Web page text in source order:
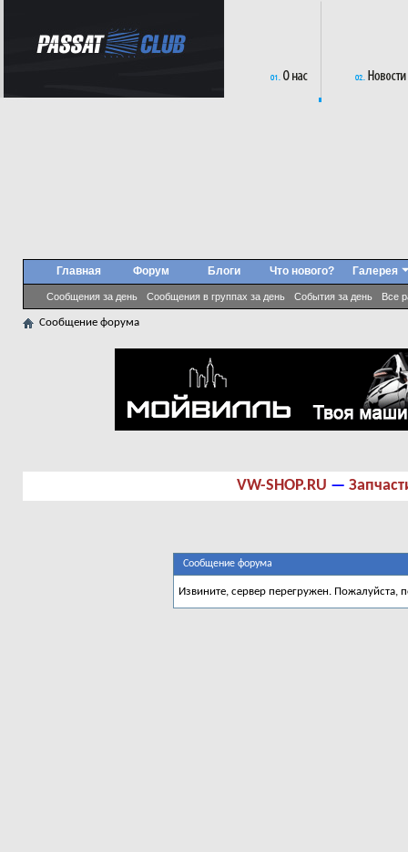
Главная Форум Блоги Что нового?
Сообщения за день Сообщения в группах за день События за день Все
Галерея
Сообщение форума
VW-SHOP.RU —
Сообщение форума
Извините, сервер перегружен. Пожалуйста,